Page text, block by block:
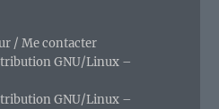
/ Me contacter
GNU/Linux –
GNU/Linux –